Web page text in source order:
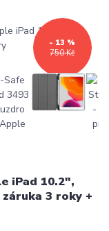
750 Kč
- 13 %
iPad 10.2",
3 roky +